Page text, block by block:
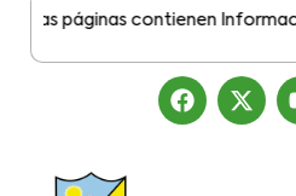
páginas contienen